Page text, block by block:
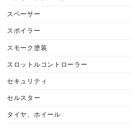
スペーサー
スポイラー
スモーク塗装
スロットルコントローラー
セキュリティ
セルスター
タイヤ、ホイール